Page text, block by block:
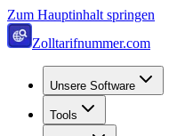
Zum Hauptinhalt springen
Zolltarifnummer.com
Unsere Software
Tools